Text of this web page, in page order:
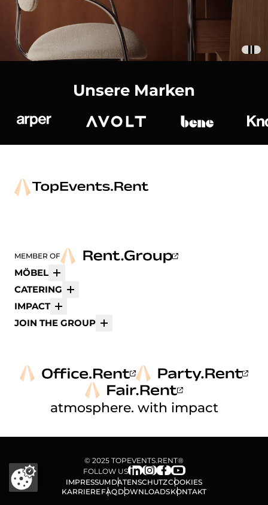
Unsere Marken
MEMBER OF
MÖBEL
CATERING
IMPACT
JOIN THE GROUP
atmosphere. with impact
© 2025 TOPEVENTS.RENT®
FOLLOW US
IMPRESSUMDATENSCHUTZCOOKIES
KARRIEREFAQDOWNLOADSKONTAKT